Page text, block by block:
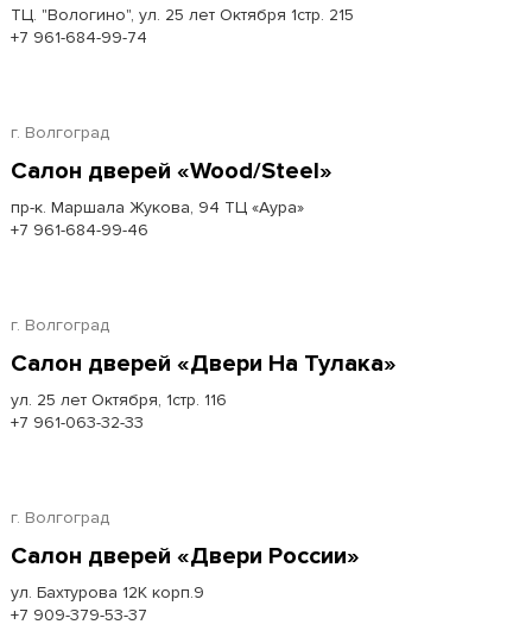
ТЦ. "Вологино", ул. 25 лет Октября 1стр. 215
+7 961-684-99-74
г. Волгоград
Салон дверей «Wood/Steel»
пр-к. Маршала Жукова, 94 ТЦ «Аура»
+7 961-684-99-46
г. Волгоград
Салон дверей «Двери На Тулака»
ул. 25 лет Октября, 1стр. 116
+7 961-063-32-33
г. Волгоград
Салон дверей «Двери России»
ул. Бахтурова 12К корп.9
+7 909-379-53-37